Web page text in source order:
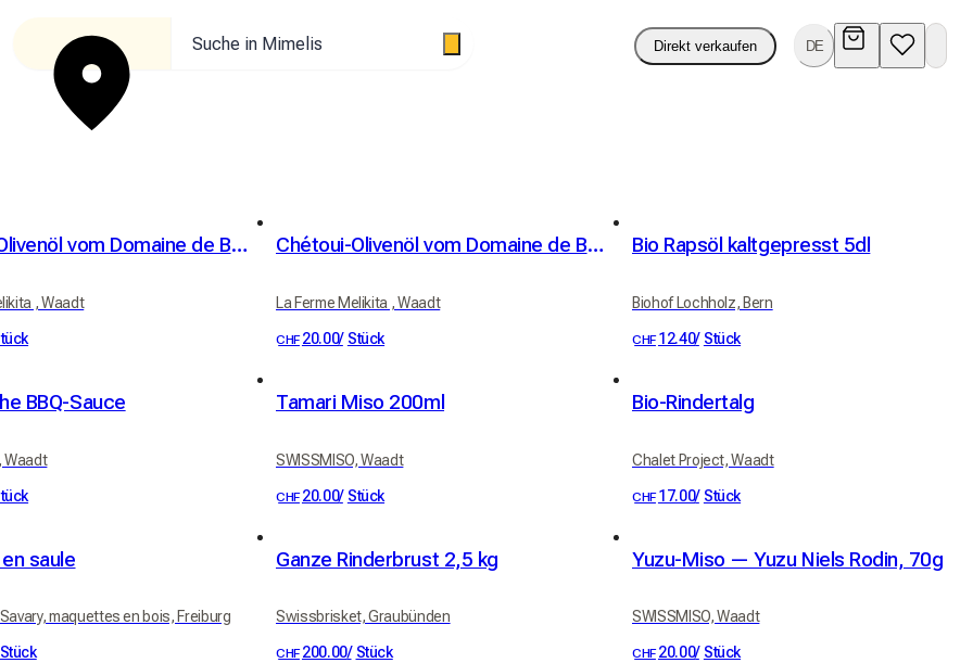
Suche in Mimelis Direkt verkaufen DE
Chétoui-Olivenöl vom Domaine de Béja (Tunesien) - 1 Liter
, Waadt
Chétoui-Olivenöl vom Domaine de Béja (Tunesien) - 250 ml
La Ferme Melikita , Waadt
CHF 20.00/ Stück
Bio Rapsöl kaltgepresst 5dl
Biohof Lochholz, Bern
CHF 12.40/ Stück
BBQ-Sauce
Waadt
Tamari Miso 200ml
SWISSMISO, Waadt
CHF 20.00/ Stück
Bio-Rindertalg
Chalet Project, Waadt
CHF 17.00/ Stück
saule
maquettes en bois, Freiburg
Stück
Ganze Rinderbrust 2,5 kg
Swissbrisket, Graubünden
CHF 200.00/ Stück
Yuzu-Miso — Yuzu Niels Rodin, 70g
SWISSMISO, Waadt
CHF 20.00/ Stück